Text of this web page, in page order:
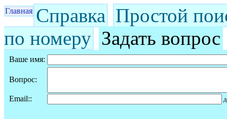
Главная Справка Простой
по номеру Задать вопрос
Ваше имя:
Вопрос:
Email::